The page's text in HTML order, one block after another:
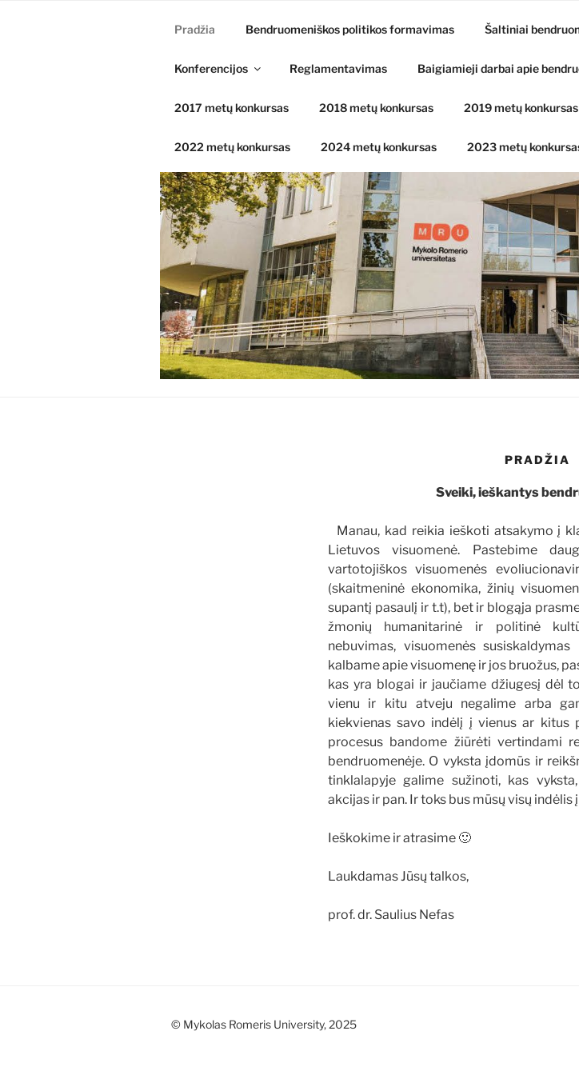
Pradžia Bendruomeniškos politikos formavimas Šaltiniai
Konferencijos Reglamentavimas Baigiamieji darbai apie
2017 metų konkursas 2018 metų konkursas 2019 metų konkursas
2022 metų konkursas 2024 metų konkursas 2023 metų
PRADŽIA
Sveiki, ieškantys
Manau, kad reikia ieškoti atsakymo į
Lietuvos visuomenė. Pastebime
vartotojiškos visuomenės
(skaitmeninė ekonomika, žinių
supantį pasaulį ir t.t), bet ir blogąja
žmonių humanitarinė ir politinė
nebuvimas, visuomenės
kalbame apie visuomenę ir jos bruožus,
kas yra blogai ir jaučiame džiugesį dėl
vienu ir kitu atveju negalime arba
kiekvienas savo indėlį į vienus ar kitus
procesus bandome žiūrėti vertindami
bendruomenėje. O vyksta įdomūs ir
tinklalapyje galime sužinoti, kas
akcijas ir pan. Ir toks bus mūsų visų
Ieškokime ir atrasime 🙂
Laukdamas Jūsų talkos,
prof. dr. Saulius Nefas
© Mykolas Romeris University, 2025